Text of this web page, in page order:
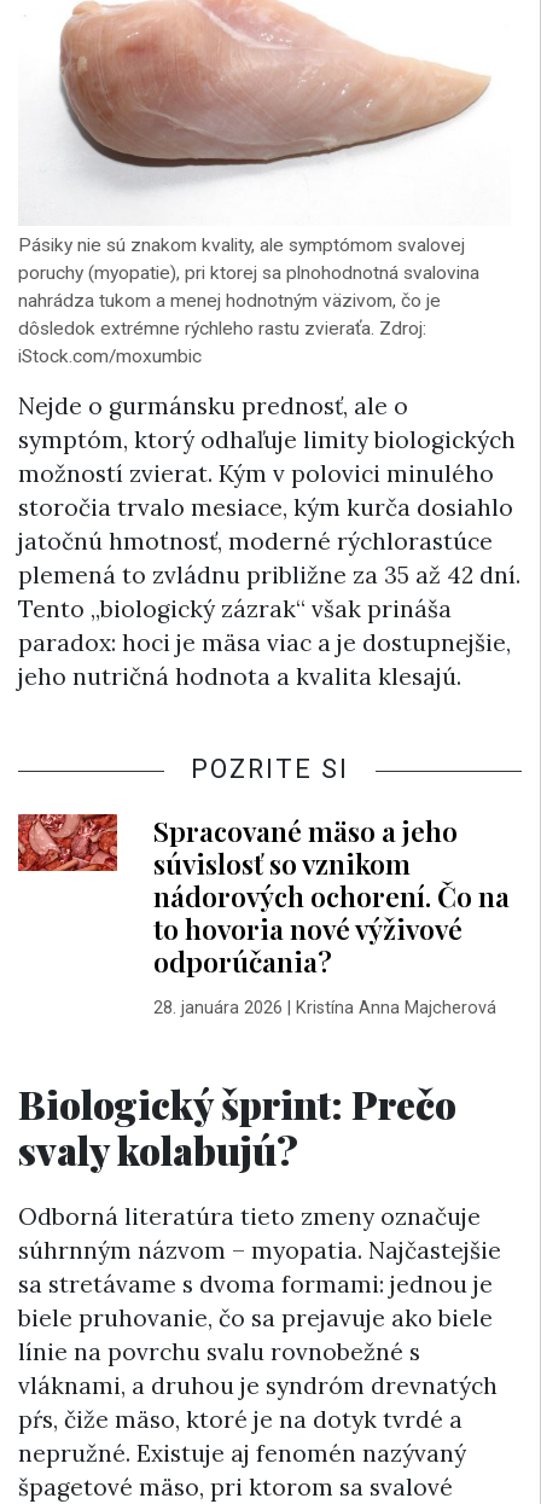
Pásiky nie sú znakom kvality, ale symptómom svalovej
poruchy (myopatie), pri ktorej sa plnohodnotná svalovina
nahrádza tukom a menej hodnotným väzivom, čo je
dôsledok extrémne rýchleho rastu zvieraťa. Zdroj:
iStock.com/moxumbic
Nejde o gurmánsku prednosť, ale o
symptóm, ktorý odhaľuje limity biologických
možností zvierat. Kým v polovici minulého
storočia trvalo mesiace, kým kurča dosiahlo
jatočnú hmotnosť, moderné rýchlorastúce
plemená to zvládnu približne za 35 až 42 dní.
Tento „biologický zázrak“ však prináša
paradox: hoci je mäsa viac a je dostupnejšie,
jeho nutričná hodnota a kvalita klesajú.
POZRITE SI
Spracované mäso a jeho
súvislosť so vznikom
nádorových ochorení. Čo na
to hovoria nové výživové
odporúčania?
28. januára 2026 Kristína Anna Majcherová
Biologický šprint: Prečo
svaly kolabujú?
Odborná literatúra tieto zmeny označuje
súhrnným názvom – myopatia. Najčastejšie
sa stretávame s dvoma formami: jednou je
biele pruhovanie, čo sa prejavuje ako biele
línie na povrchu svalu rovnobežné s
vláknami, a druhou je syndróm drevnatých
pŕs, čiže mäso, ktoré je na dotyk tvrdé a
nepružné. Existuje aj fenomén nazývaný
špagetové mäso, pri ktorom sa svalové